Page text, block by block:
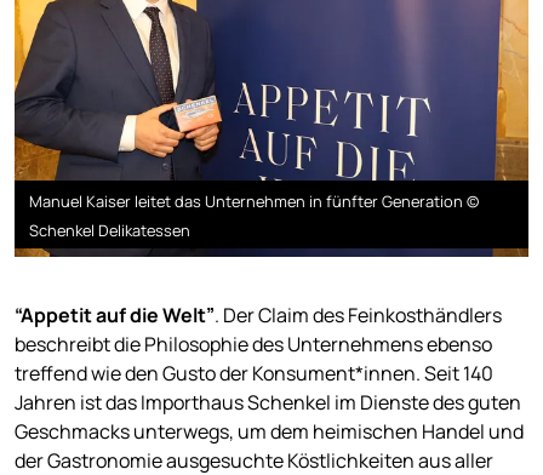
Manuel Kaiser leitet das Unternehmen in fünfter Generation ©
Schenkel Delikatessen
“Appetit auf die Welt”. Der Claim des Feinkosthändlers
beschreibt die Philosophie des Unternehmens ebenso
treffend wie den Gusto der Konsument*innen. Seit 140
Jahren ist das Importhaus Schenkel im Dienste des guten
Geschmacks unterwegs, um dem heimischen Handel und
der Gastronomie ausgesuchte Köstlichkeiten aus aller